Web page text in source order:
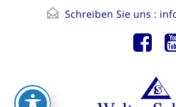
Schreiben Sie uns :